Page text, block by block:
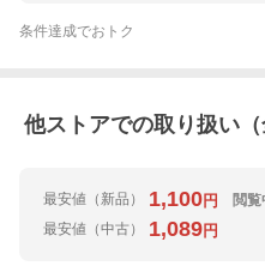
条件達成でおトク
他ストアでの取り扱い
最安値 （新品） 1,100円
閲覧
最安値 （中古） 1,089円